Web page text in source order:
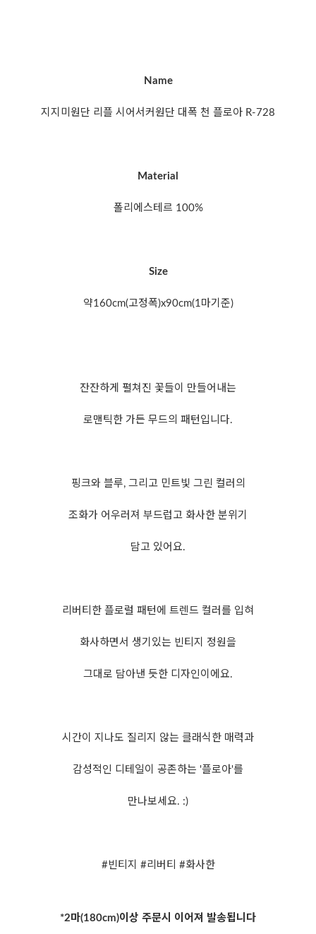
Name
지지미원단 리플 시어서커원단 대폭 천 플로아 R-728
Material
폴리에스테르 100%
Size
약160cm(고정폭)x90cm(1마기준)
잔잔하게 펼쳐진 꽃들이 만들어내는
로맨틱한 가든 무드의 패턴입니다.
핑크와 블루, 그리고 민트빛 그린 컬러의
조화가 어우러져 부드럽고 화사한 분위기
담고 있어요.
리버티한 플로럴 패턴에 트렌드 컬러를 입혀
화사하면서 생기있는 빈티지 정원을
그대로 담아낸 듯한 디자인이에요.
시간이 지나도 질리지 않는 클래식한 매력과
감성적인 디테일이 공존하는 '플로아'를
만나보세요. :)
#빈티지 #리버티 #화사한
*2마(180cm)이상 주문시 이어져 발송됩니다